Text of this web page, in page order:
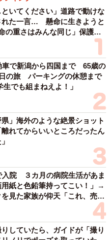
といてください」道路で動けな
れた一言… 懸命に生きようと
の重さはみんな同じ」保護団
車で新潟から四国まで 65歳の
の旅 パーキングの休憩まで
でも組まねえよ！」
県」海外のような絶景ショット
れてからいいところだったん
入院 ３カ月の病院生活があま
用紙と色鉛筆持ってこい！」→
見た家族が仰天「これ、売れ
していたら、ガイドが「撮り